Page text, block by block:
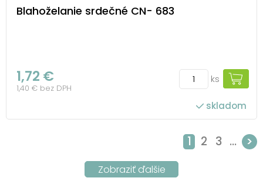
Blahoželanie srdečné CN- 683
1,72 €
1,40 € bez DPH
ks
skladom
1 2 3 ... >